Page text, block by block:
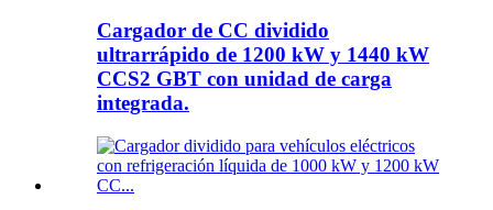
Cargador de CC dividido
ultrarrápido de 1200 kW y 1440 kW
CCS2 GBT con unidad de carga
integrada.